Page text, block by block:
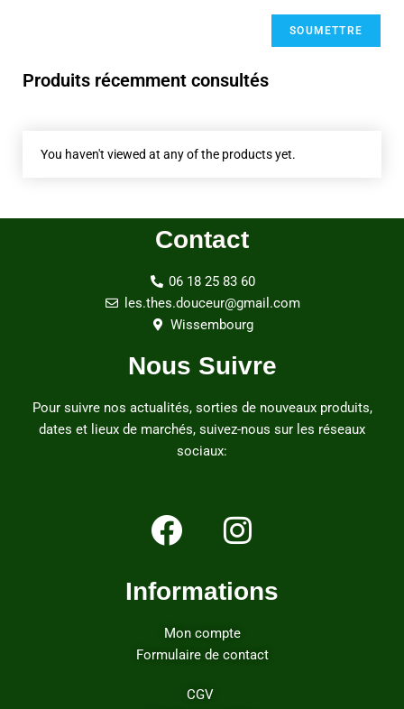
Produits récemment consultés
You haven't viewed at any of the products yet.
Contact
06 18 25 83 60
les.thes.douceur@gmail.com
Wissembourg
Nous Suivre
Pour suivre nos actualités, sorties de nouveaux produits,
dates et lieux de marchés, suivez-nous sur les réseaux
sociaux:
Informations
Mon compte
Formulaire de contact
CGV